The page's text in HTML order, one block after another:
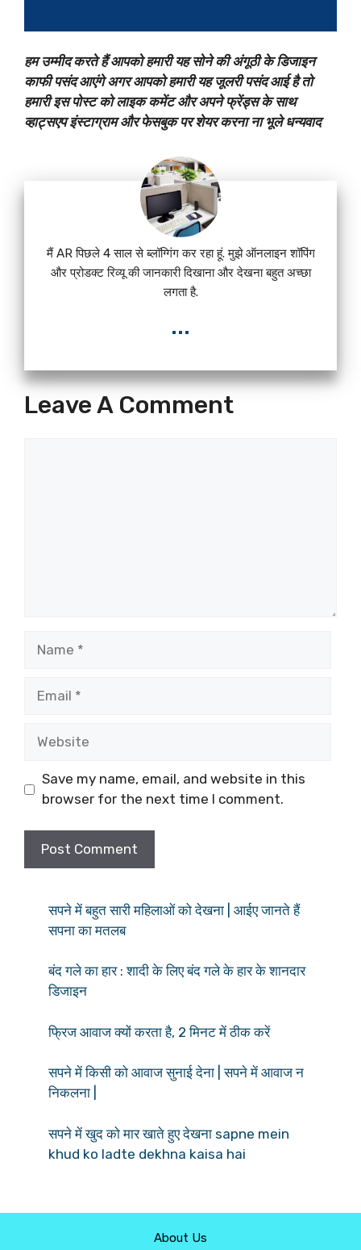
हम उम्मीद करते हैं आपको हमारी यह सोने की अंगूठी के डिजाइन
काफी पसंद आएंगे अगर आपको हमारी यह जूलरी पसंद आई है तो
हमारी इस पोस्ट को लाइक कमेंट और अपने फ्रेंड्स के साथ
व्हाट्सएप इंस्टाग्राम और फेसबुक पर शेयर करना ना भूले धन्यवाद
मैं AR पिछले 4 साल से ब्लॉग्गिंग कर रहा हूं. मुझे ऑनलाइन शॉपिंग
और प्रोडक्ट रिव्यू की जानकारी दिखाना और देखना बहुत अच्छा
लगता है.
...
Leave A Comment
Save my name, email, and website in this
browser for the next time I comment.
सपने में बहुत सारी महिलाओं को देखना | आईए जानते हैं
सपना का मतलब
बंद गले का हार : शादी के लिए बंद गले के हार के शानदार
डिजाइन
फ्रिज आवाज क्यों करता है, 2 मिनट में ठीक करें
सपने में किसी को आवाज सुनाई देना | सपने में आवाज न
निकलना |
सपने में खुद को मार खाते हुए देखना sapne mein
khud ko ladte dekhna kaisa hai
About Us